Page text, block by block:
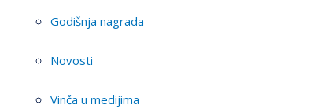
Godišnja nagrada
Novosti
Vinča u medijima